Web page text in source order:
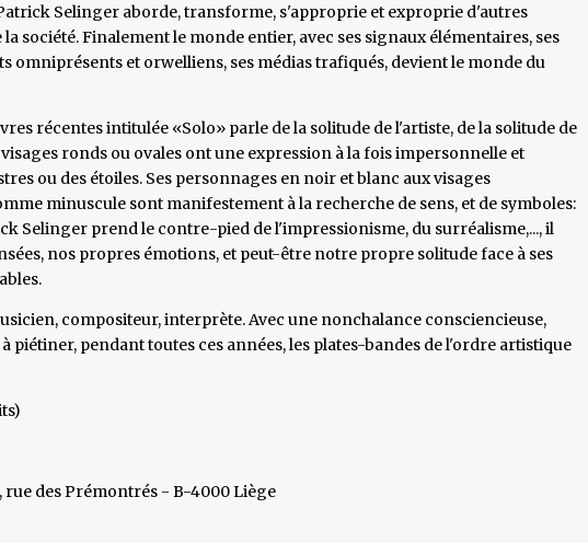
Selinger aborde, transforme, s'approprie et exproprie d'autres
société. Finalement le monde entier, avec ses signaux élémentaires, ses
omniprésents et orwelliens, ses médias trafiqués, devient le monde du
récentes intitulée «Solo» parle de la solitude de l'artiste, de la solitude de
ronds ou ovales ont une expression à la fois impersonnelle et
ou des étoiles. Ses personnages en noir et blanc aux visages
minuscule sont manifestement à la recherche de sens, et de symboles:
Selinger prend le contre-pied de l'impressionisme, du surréalisme,..., il
nos propres émotions, et peut-être notre propre solitude face à ses
compositeur, interprète. Avec une nonchalance consciencieuse,
piétiner, pendant toutes ces années, les plates-bandes de l'ordre artistique
rue des Prémontrés - B-4000 Liège